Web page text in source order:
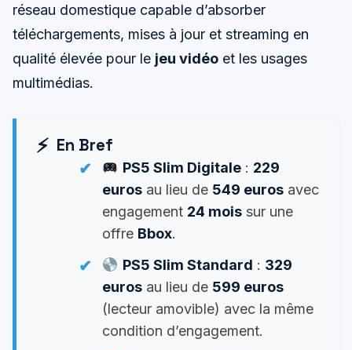
réseau domestique capable d’absorber
téléchargements, mises à jour et streaming en
qualité élevée pour le jeu vidéo et les usages
multimédias.
En Bref
PS5 Slim Digitale: 229
euros au lieu de 549 euros avec
engagement 24 mois sur une
offre Bbox.
PS5 Slim Standard : 329
euros au lieu de 599 euros
(lecteur amovible) avec la même
condition d’engagement.